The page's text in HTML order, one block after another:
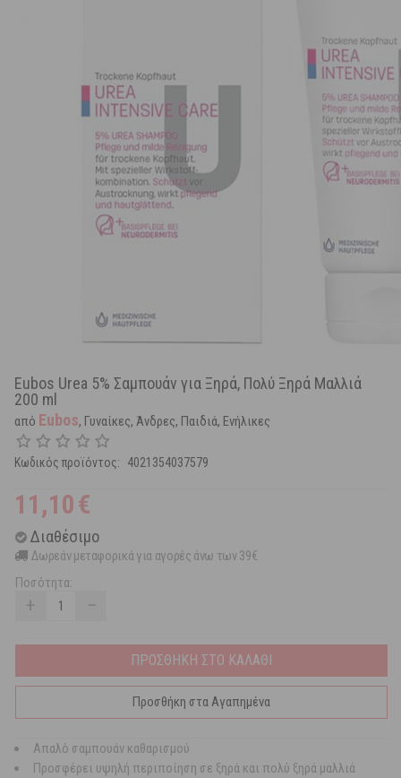
Eubos Urea 5% Σαμπουάν για Ξηρά, Πολύ Ξηρά Μαλλιά
200 ml
από Eubos, Γυναίκες, Άνδρες, Παιδιά, Ενήλικες
Κωδικός προϊόντος: 4021354037579
11,10€
Διαθέσιμο
Δωρεάν μεταφορικά για αγορές άνω των 39€
Ποσότητα:
+ −
ΠΡΟΣΘΗΚΗ ΣΤΟ ΚΑΛΑΘΙ
Προσθήκη στα Αγαπημένα
Απαλό σαμπουάν καθαρισμού
Προσφέρει υψηλή περιποίηση σε ξηρά και πολύ ξηρά μαλλιά